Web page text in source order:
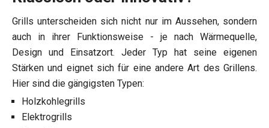
Grills unterscheiden sich nicht nur im Aussehen, sondern
auch in ihrer Funktionsweise - je nach Wärmequelle,
Design und Einsatzort. Jeder Typ hat seine eigenen
Stärken und eignet sich für eine andere Art des Grillens.
Hier sind die gängigsten Typen:
Holzkohlegrills
Elektrogrills